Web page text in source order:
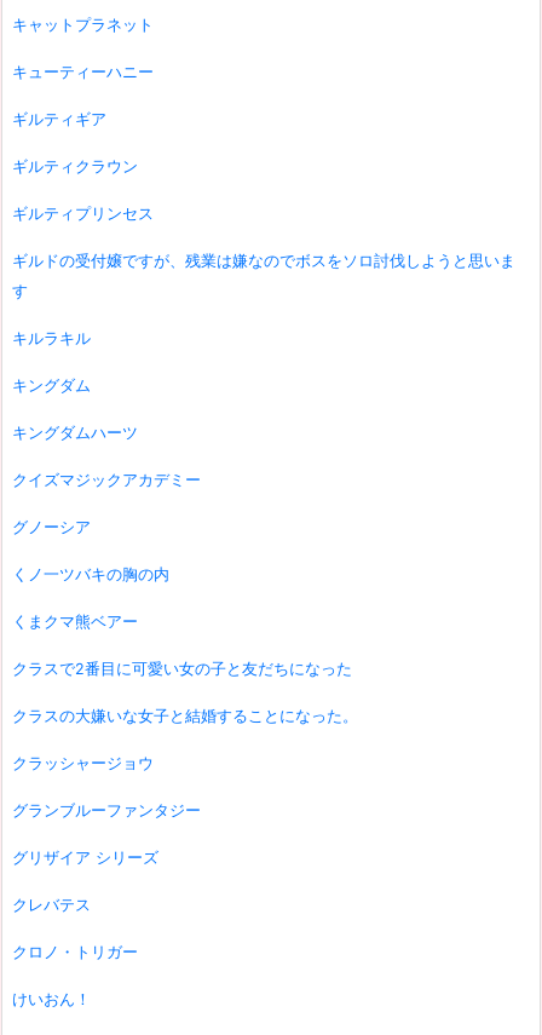
キャットプラネット
キューティーハニー
ギルティギア
ギルティクラウン
ギルティプリンセス
ギルドの受付嬢ですが、残業は嫌なのでボスをソロ討伐しようと思いま
す
キルラキル
キングダム
キングダムハーツ
クイズマジックアカデミー
グノーシア
くノ一ツバキの胸の内
くまクマ熊ベアー
クラスで2番目に可愛い女の子と友だちになった
クラスの大嫌いな女子と結婚することになった。
クラッシャージョウ
グランブルーファンタジー
グリザイア シリーズ
クレバテス
クロノ・トリガー
けいおん！